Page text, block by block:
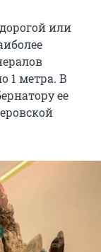
или
1 метра. В
ее